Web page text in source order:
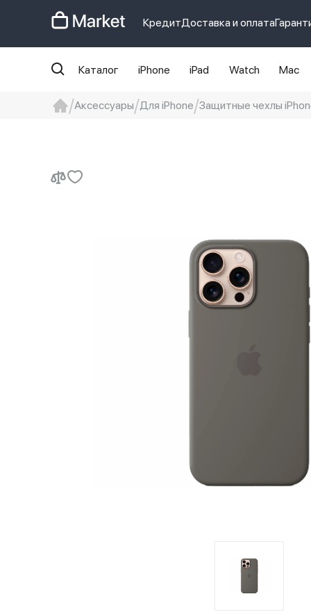
КредитДоставка и оплата
Каталог iPhone iPad Watch Mac
Аксессуары Для iPhone Защитные чехлы